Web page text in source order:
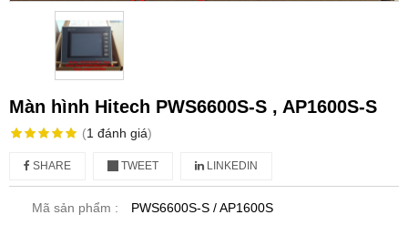
Màn hình Hitech PWS6600S-S , AP1600S-S
(1 đánh giá)
SHARE TWEET LINKEDIN
Mã sản phẩm :
PWS6600S-S / AP1600S